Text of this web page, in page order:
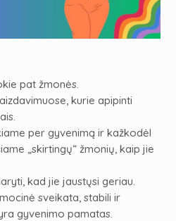
pat žmonės.
kurie apipinti
per gyvenimą ir kažkodėl
„skirtingų“ žmonių, kaip jie
kad jie jaustųsi geriau.
sveikata, stabili ir
gyvenimo pamatas.